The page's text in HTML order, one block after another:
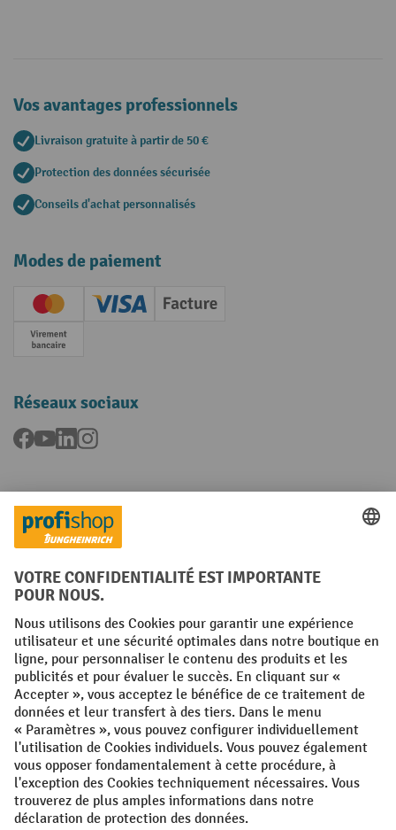
Vos avantages professionnels
Livraison gratuite à partir de 50 €
Protection des données sécurisée
Conseils d'achat personnalisés
Modes de paiement
Creditcard (Master)Creditcard (Visa)
Facture
Paiement anticipé
Réseaux sociaux
Facebook
YouTubeLinkedInInstagram
Langues
FR NL
Conditions générales Mentions légales
Protection des Données Politique de cookies
All prices excl. VAT plusshipping costsand possible delivery charges,
if not stated otherwise.
¹ La remise est valable jusqu'à épuisement des stocks. La remise ne
s'applique pas aux prix spéciaux. Il n'est pas possible de le combiner
avec d'autres réductions en pourcentage ou bons de réduction. | ² La
réduction sera accordée une seule fois lors de la première inscription
à la newsletter. Le code de réduction est valable pendant 10 jours et